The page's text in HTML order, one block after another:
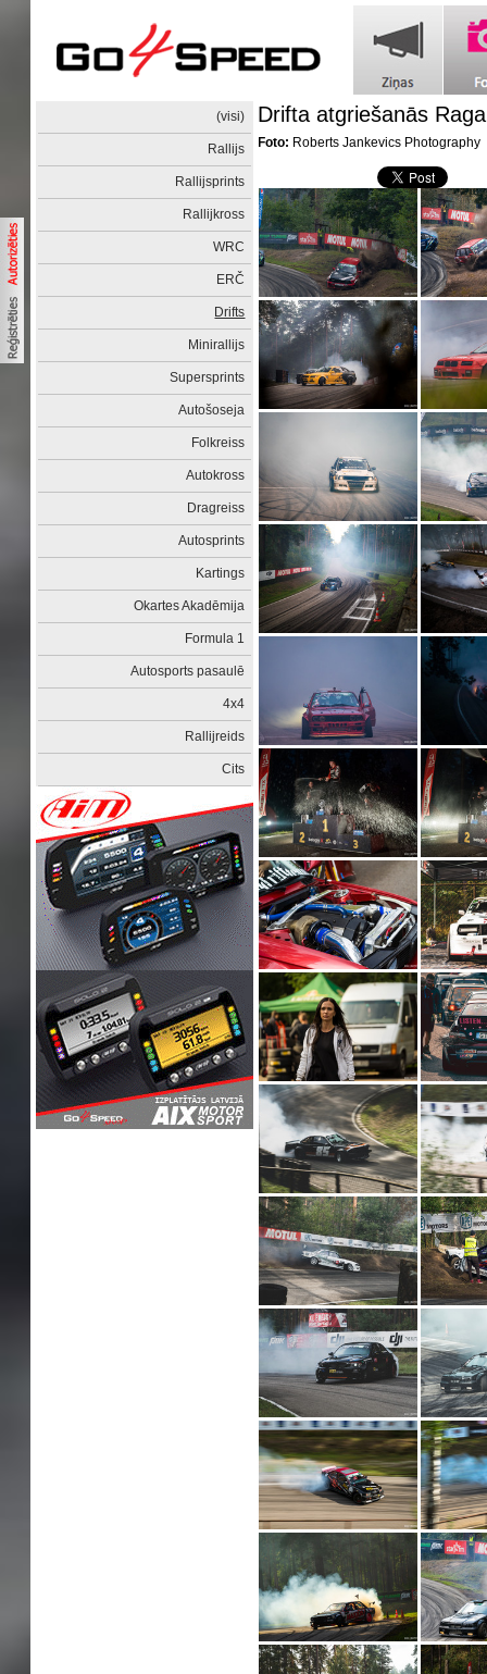
(visi)
Rallijs
Rallijsprints
Rallijkross
WRC
ERČ
Drifts
Minirallijs
Supersprints
Autošoseja
Folkreiss
Autokross
Dragreiss
Autosprints
Kartings
Okartes Akadēmija
Formula 1
Autosports pasaulē
4x4
Rallijreids
Cits
Drifta atgriešanās
Foto: Roberts Jankevics Photography